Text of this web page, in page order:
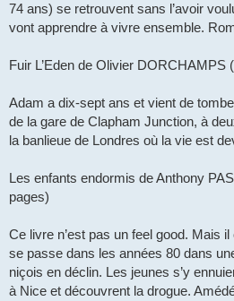
74 ans) se retrouvent sans l’avoir
vont apprendre à vivre ensemble.
Fuir L’Eden de Olivier DORCHAMPS
Adam a dix-sept ans et vient de
de la gare de Clapham Junction, à
la banlieue de Londres où la vie est
Les enfants endormis de Anthony
pages)
Ce livre n’est pas un feel good. Mais
se passe dans les années 80 dans
niçois en déclin. Les jeunes s’y
à Nice et découvrent la drogue.